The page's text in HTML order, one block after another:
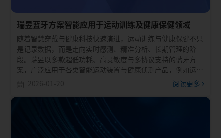
瑞昱蓝牙方案智能应用于运动训练及健康保健领域
随着智慧穿戴与健康科技快速演进，运动训练与健康保健不只
是记录数据，而是走向实时感测、精准分析、长期管理的阶
段。瑞昱以多款超低功耗、高灵敏度与多协议支持的蓝牙方
案，广泛应用于各类智能运动装置与健康侦测产品，例如运动
手表、智能跳绳、健身器材、智能眼镜与连续血糖监测阅读更多